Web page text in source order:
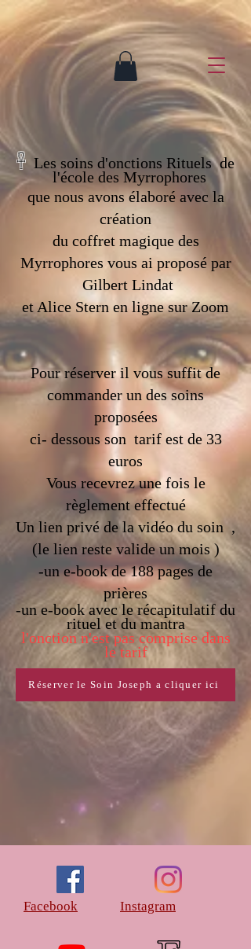
𓋹 Les soins d'onctions Rituels de
l'école des Myrrophores
que nous avons élaboré avec la
création
du coffret magique des
Myrrophores vous ai proposé par
Gilbert Lindat
et Alice Stern en ligne sur Zoom
Pour réserver il vous suffit de
commander un des soins
proposées
ci- dessous son tarif est de 33
euros
Vous recevrez une fois le
règlement effectué
Un lien privé de la vidéo du soin ,
(le lien reste valide un mois )
-un e-book de 188 pages de
prières
-un e-book avec le récapitulatif du
rituel et du mantra
l'onction n'est pas comprise dans
le tarif
Réserver le Soin Joseph a cliquer ici
Facebook Instagram